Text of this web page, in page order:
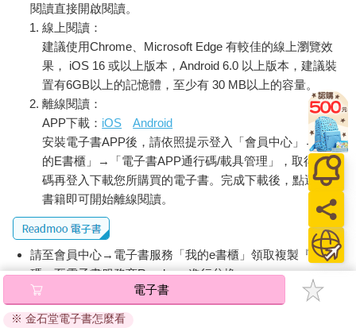
閱讀直接開啟閱讀。
線上閱讀：
建議使用Chrome、Microsoft Edge 有較佳的線上瀏覽效
果， iOS 16 或以上版本，Android 6.0 以上版本，建議裝
置有6GB以上的記憶體，至少有 30 MB以上的容量。
離線閱讀：
APP下載： iOS
Android
安裝電子書APP後，請依照提示登入「會員中心」→「我
的E書櫃」→「電子書APP通行碼/載具管理」，取得通行
碼再登入下載您所購買的電子書。完成下載後，點選任一
書籍即可開始離線閱讀。
請至會員中心→電子書服務「我的e書櫃」領取複製『兌換
碼』至電子書服務商Readmoo進行兌換。
退換貨須知：
因版權保護，您在金石堂所購買的電子書僅能以金石堂專屬
電子書
※ 金石堂電子書怎麼看